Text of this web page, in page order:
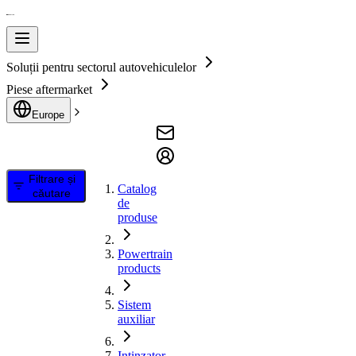
Soluții pentru sectorul autovehiculelor
Piese aftermarket
Europe
Filtrare și
căutare
Catalog
de
produse
Powertrain
products
Sistem
auxiliar